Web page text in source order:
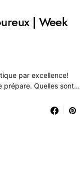
| Week
par excellence!
prépare. Quelles sont…